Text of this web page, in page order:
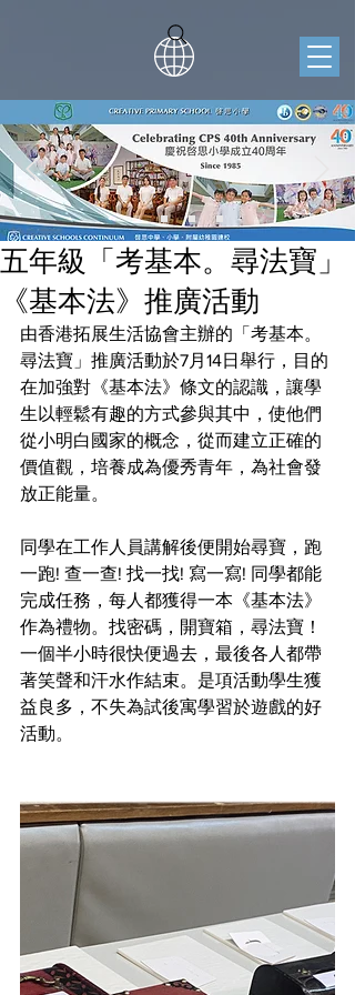
五年級「考基本。尋法寶」
《基本法》推廣活動
由香港拓展生活協會主辦的「考基本。
尋法寶」推廣活動於7月14日舉行，目的
在加強對《基本法》條文的認識，讓學
生以輕鬆有趣的方式參與其中，使他們
從小明白國家的概念，從而建立正確的
價值觀，培養成為優秀青年，為社會發
放正能量。
同學在工作人員講解後便開始尋寶，跑
一跑! 查一查! 找一找! 寫一寫! 同學都能
完成任務，每人都獲得一本《基本法》
作為禮物。找密碼，開寶箱，尋法寶！
一個半小時很快便過去，最後各人都帶
著笑聲和汗水作結束。是項活動學生獲
益良多，不失為試後寓學習於遊戲的好
活動。